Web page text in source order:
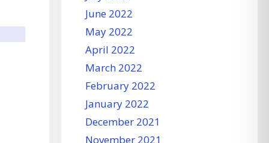
June 2022
May 2022
April 2022
March 2022
February 2022
January 2022
December 2021
November 2021